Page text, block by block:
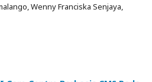
Wenny Franciska Senjaya,